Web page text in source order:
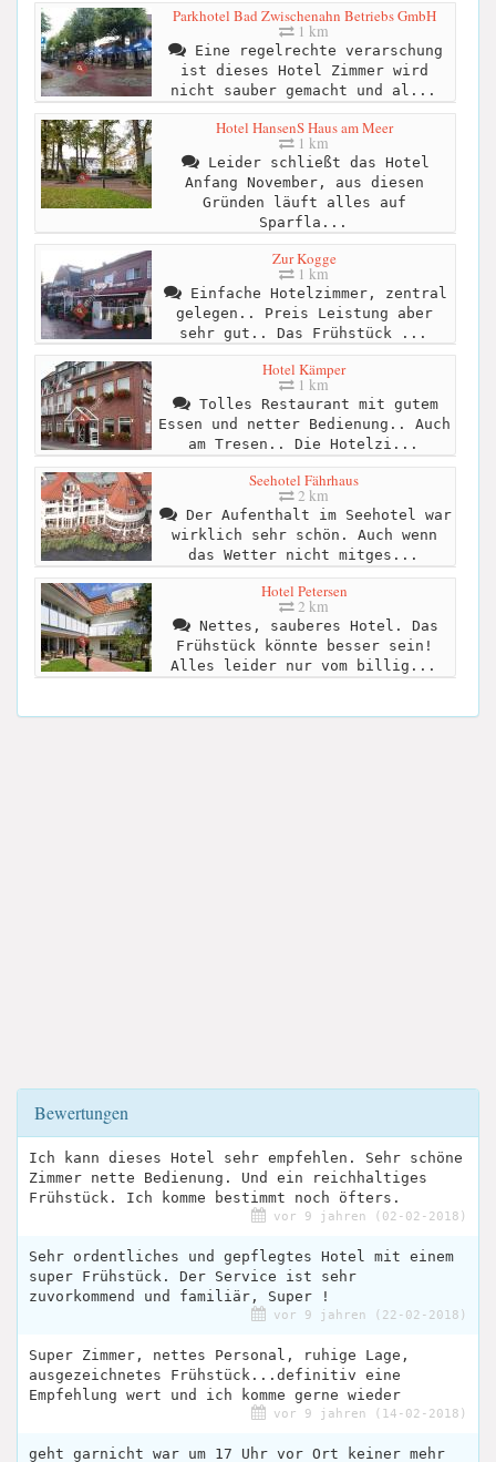
Parkhotel Bad Zwischenahn Betriebs GmbH
1 km
Eine regelrechte verarschung
ist dieses Hotel Zimmer wird
nicht sauber gemacht und al...
Hotel HansenS Haus am Meer
1 km
Leider schließt das Hotel
Anfang November, aus diesen
Gründen läuft alles auf
Sparfla...
Zur Kogge
1 km
Einfache Hotelzimmer, zentral
gelegen.. Preis Leistung aber
sehr gut.. Das Frühstück ...
Hotel Kämper
1 km
Tolles Restaurant mit gutem
Essen und netter Bedienung.. Auch
am Tresen.. Die Hotelzi...
Seehotel Fährhaus
2 km
Der Aufenthalt im Seehotel war
wirklich sehr schön. Auch wenn
das Wetter nicht mitges...
Hotel Petersen
2 km
Nettes, sauberes Hotel. Das
Frühstück könnte besser sein!
Alles leider nur vom billig...
Bewertungen
Ich kann dieses Hotel sehr empfehlen. Sehr schöne
Zimmer nette Bedienung. Und ein reichhaltiges
Frühstück. Ich komme bestimmt noch öfters.
vor 9 jahren (02-02-2018)
Sehr ordentliches und gepflegtes Hotel mit einem
super Frühstück. Der Service ist sehr
zuvorkommend und familiär, Super !
vor 9 jahren (22-02-2018)
Super Zimmer, nettes Personal, ruhige Lage,
ausgezeichnetes Frühstück...definitiv eine
Empfehlung wert und ich komme gerne wieder
vor 9 jahren (14-02-2018)
geht garnicht war um 17 Uhr vor Ort keiner mehr